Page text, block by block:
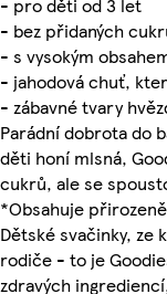
- bez přidaných
- s vysokým
- jahodová chuť,
- zábavné tvary
Parádní dobrota do
děti honí mlsná,
cukrů, ale se
*Obsahuje
Dětské svačinky, ze
rodiče - to je
zdravých